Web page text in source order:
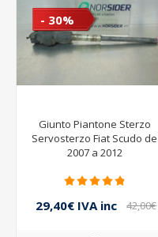
- 30%
Giunto Piantone Sterzo
Servosterzo Fiat Scudo de
2007 a 2012
29,40€ IVA inc
42,00€